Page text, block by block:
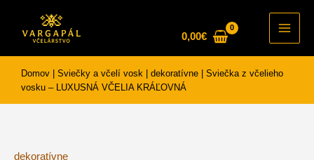
0,00€
Main
Domov Sviečky a včelí vosk dekoratívne
Sviečka z včelieho
vosku – LUXUSNÁ VČELIA KRÁĽOVNÁ
dekoratívne